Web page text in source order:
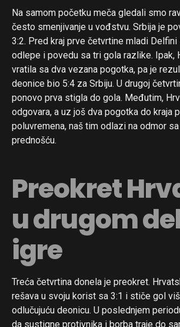
Na samom početku meča gledali smo
često smenjivanje u vođstvu. Srbija je
3:2. Pred kraj prve četvrtine mladi
odlepe i povedu sa tri gola razlike. Ipak,
vratila sa dva vezana pogotka, pa je
deonice bio 5:4 za Srbiju. U drugoj
ponovo prva stigla do gola. Međutim,
odgovara, a uz još dva pogotka do kraja
poluvremena, naš tim odlazi na odmor
prednošću.
Preokret
u drugom
igre
Treća četvrtina donela je preokret.
rešava u svoju korist sa 3:1 i stiče gol
odlučujuću deonicu. U poslednjem
da sustigne protivnika i borba traje do